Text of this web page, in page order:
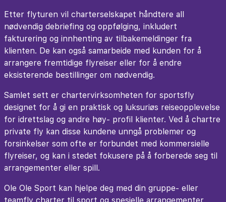
Etter flyturen vil charterselskapet håndtere all
nødvendig debriefing og oppfølging, inkludert
fakturering og innhenting av tilbakemeldinger fra
klienten. De kan også samarbeide med kunden for å
arrangere fremtidige flyreiser eller for å endre
eksisterende bestillinger om nødvendig.
Samlet sett er chartervirksomheten for sportsfly
designet for å gi en praktisk og luksuriøs reiseopplevelse
for idrettslag og andre høy- profil klienter. Ved å chartre
private fly kan disse kundene unngå problemer og
forsinkelser som ofte er forbundet med kommersielle
flyreiser, og kan i stedet fokusere på å forberede seg til
arrangementer eller spill.
Ole Ole Sport kan hjelpe deg med din gruppe- eller